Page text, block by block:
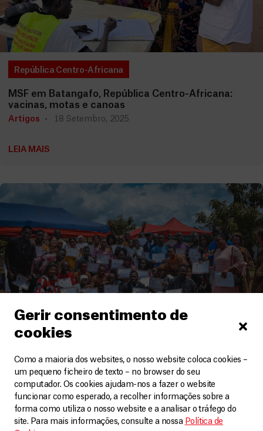
Gerir consentimento de
cookies
Como a maioria dos websites, o nosso website coloca cookies –
um pequeno ficheiro de texto – no browser do seu
computador. Os cookies ajudam-nos a fazer o website
funcionar como esperado, a recolher informações sobre a
forma como utiliza o nosso website e a analisar o tráfego do
site. Para mais informações, consulte a nossa Política de
República Centro-Africana
MSF em Batangafo, República Centro-Africana:
vacinas, motas e canoas
Artigos 18 Setembro, 2025
LEIA MAIS
Serra Leoa
MSF complementa os conhecimentos do pessoal
médico na Serra Leoa
Artigos 17 Junho, 2025